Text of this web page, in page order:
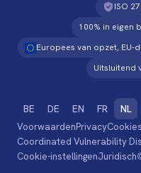
ISO
100% in eigen
Europees van opzet,
Uitsluitend
BE DE EN FR NL
VoorwaardenPrivacyCookies
Coordinated Vulnerability
Cookie-instellingenJuridisch